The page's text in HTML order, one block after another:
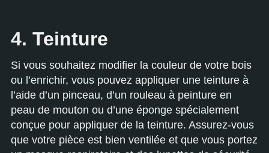
4. Teinture
Si vous souhaitez modifier la couleur de votre bois
ou l’enrichir, vous pouvez appliquer une teinture à
l’aide d’un pinceau, d’un rouleau à peinture en
peau de mouton ou d’une éponge spécialement
conçue pour appliquer de la teinture. Assurez-vous
que votre pièce est bien ventilée et que vous portez